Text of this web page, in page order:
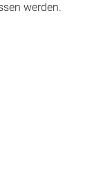
werden.